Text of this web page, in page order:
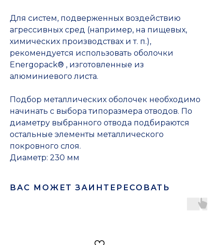
Для систем, подверженных воздействию
агрессивных сред (например, на пищевых,
химических производствах и т. п.),
рекомендуется использовать оболочки
Energopack® , изготовленные из
алюминиевого листа.
Подбор металлических оболочек необходимо
начинать с выбора типоразмера отводов. По
диаметру выбранного отвода подбираются
остальные элементы металлического
покровного слоя.
Диаметр: 230 мм
ВАС МОЖЕТ ЗАИНТЕРЕСОВАТЬ